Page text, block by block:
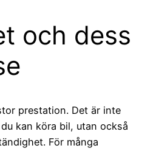
och dess
prestation. Det är inte
kan köra bil, utan också
För många